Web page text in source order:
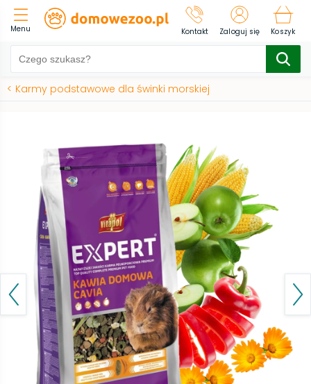
Menu Kontakt Zaloguj się Koszyk
< Karmy podstawowe dla świnki morskiej